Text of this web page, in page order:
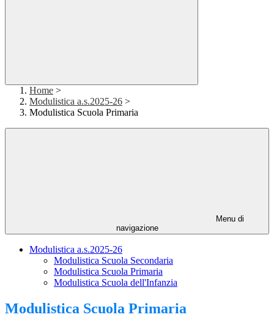
Home >
Modulistica a.s.2025-26 >
Modulistica Scuola Primaria
Menu di
navigazione
Modulistica a.s.2025-26
Modulistica Scuola Secondaria
Modulistica Scuola Primaria
Modulistica Scuola dell'Infanzia
Modulistica Scuola Primaria